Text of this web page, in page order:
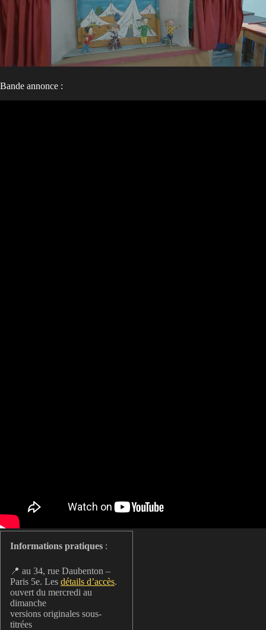
Bande annonce :
Informations pratiques :
📍 au 34, rue Daubenton –
Paris 5e. Les détails d’accès.
ouvert du mercredi au
dimanche
versions originales sous-
titrées